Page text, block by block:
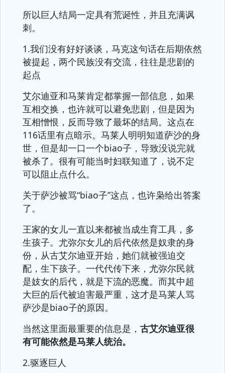
所以巨人结局一定具有荒诞性，并且充满讽
刺。
1.我们没有好好谈谈，马克这句话在后期依然
被提起，两个民族没有交流，往往是悲剧的
起点
艾尔迪亚和马莱肯定都掌握一部信息，如果
互相交换，也许就可以避免悲剧，但是因为
互相憎恨，反而导致了最坏的结局。这点在
116话里有点暗示。马莱人明明知道萨沙的身
世，但是却一口一个biao子，导致没说完就
被杀了。很有可能当时妇联知道了，说不定
可以阻止点什么。
关于萨沙被骂“biao子”这点，也许枭给出答案
了。
王家的女儿一直以来都被当成生育工具，多
生孩子。尤弥尔女儿的后代依然是奴隶的身
份，从古艾尔迪亚开始，她们就被强迫交
配，生下孩子。一代代传下来，尤弥尔民就
是妓女的后代，就是下流的恶魔。而其中超
大巨的后代被迫害最严重，这才是马莱人骂
萨沙是biao子的原因。
当然这里面最重要的信息是， 古艾尔迪亚很
有可能依然是马莱人统治。
2.驱逐巨人